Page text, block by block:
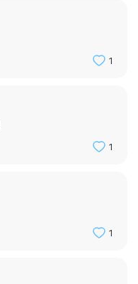
1
1
1